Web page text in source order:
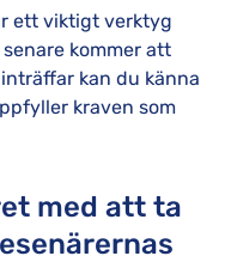
ett viktigt verktyg
kommer att
kan du känna
kraven som
med att ta